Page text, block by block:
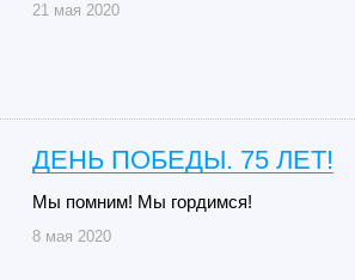
21 мая 2020
ДЕНЬ ПОБЕДЫ. 75 ЛЕТ!
Мы помним! Мы гордимся!
8 мая 2020